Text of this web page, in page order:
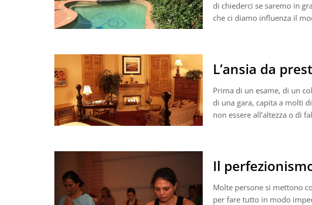
di chiederci se saremo in
che ci diamo influenza il
L’ansia da
Prima di un esame, di un
di una gara, capita a molti
non essere all’altezza o di
Il
Molte persone si mettono
per fare tutto in modo